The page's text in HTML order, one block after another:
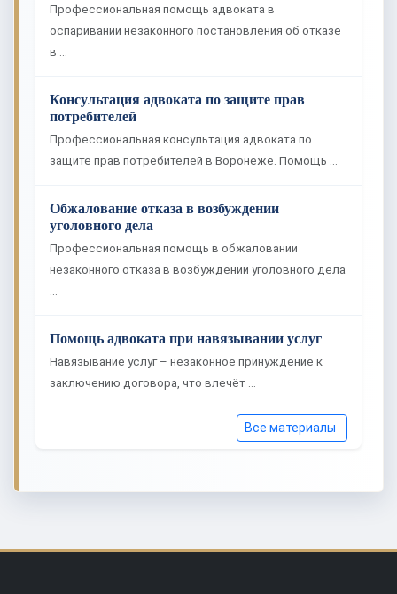
Профессиональная помощь адвоката в
оспаривании незаконного постановления об отказе
в …
Консультация адвоката по защите прав
потребителей
Профессиональная консультация адвоката по
защите прав потребителей в Воронеже. Помощь …
Обжалование отказа в возбуждении
уголовного дела
Профессиональная помощь в обжаловании
незаконного отказа в возбуждении уголовного дела
…
Помощь адвоката при навязывании услуг
Навязывание услуг – незаконное принуждение к
заключению договора, что влечёт …
Все материалы